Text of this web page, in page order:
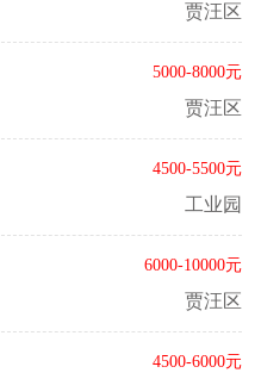
贾汪区
5000-8000元
贾汪区
4500-5500元
工业园
6000-10000元
贾汪区
4500-6000元